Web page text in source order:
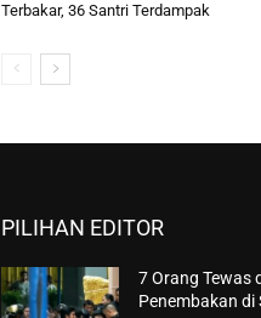
Terbakar, 36 Santri Terdampak
PILIHAN EDITOR
7 Orang Tewas
Penembakan di